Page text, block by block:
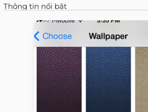
Thông tin nổi bật